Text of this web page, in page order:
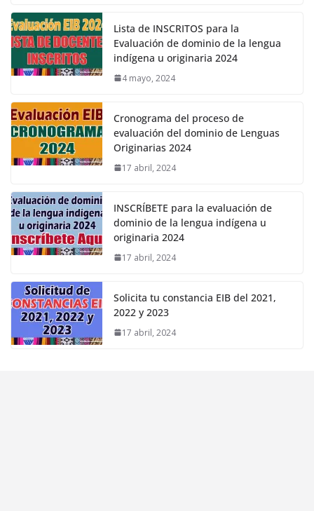
Lista de INSCRITOS para la
Evaluación de dominio de la lengua
indígena u originaria 2024
4 mayo, 2024
Cronograma del proceso de
evaluación del dominio de Lenguas
Originarias 2024
17 abril, 2024
INSCRÍBETE para la evaluación de
dominio de la lengua indígena u
originaria 2024
17 abril, 2024
Solicita tu constancia EIB del 2021,
2022 y 2023
17 abril, 2024